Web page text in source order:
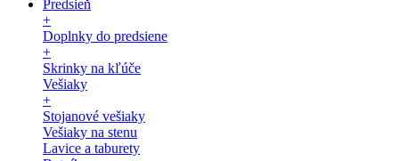
Predsieň
+
Doplnky do predsiene
+
Skrinky na kľúče
Vešiaky
+
Stojanové vešiaky
Vešiaky na stenu
Lavice a taburety